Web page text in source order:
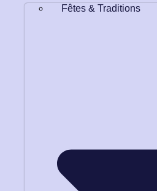
Fêtes & Traditions